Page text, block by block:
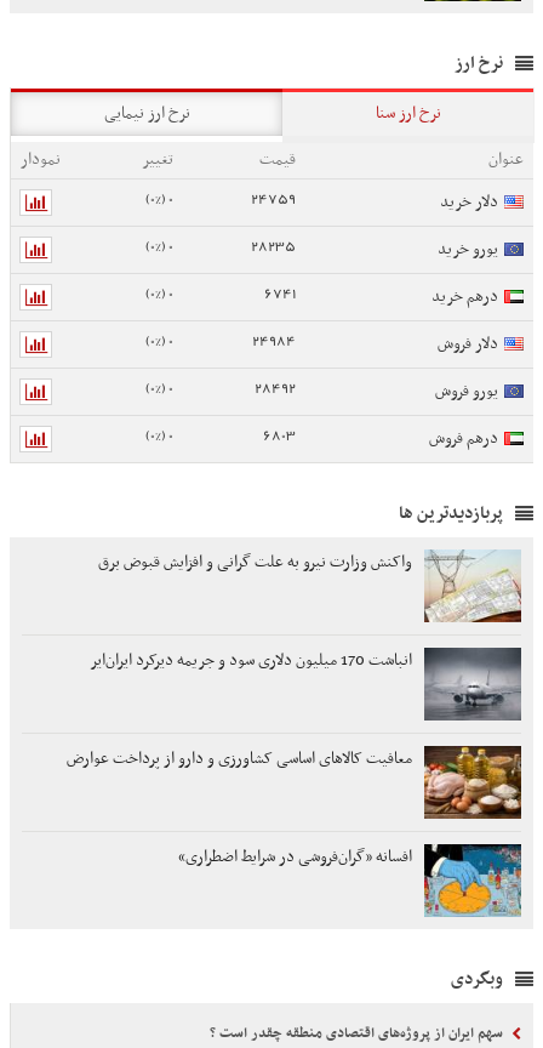
نرخ ارز
نرخ ارز سنا
نرخ ارز نیمایی
عنوان
قیمت تغییر
نمودار
دلار خرید
24759
0 (0%)
یورو خرید 28235
0 (0%)
درهم خرید 6741
0 (0%)
دلار فروش 24984
0 (0%)
یورو فروش 28492
0 (0%)
درهم فروش 6803
0 (0%)
پربازدیدترین ها
واکنش وزارت نیرو به علت گرانی و افزایش قبوض برق
انباشت 170 میلیون دلاری سود و جریمه دیرکرد ایران‌ایر
معافیت کالاهای اساسی کشاورزی و دارو از پرداخت عوارض
افسانه «گران‌فروشی در شرایط اضطراری»
وبگردی
سهم ایران از پروژه‌های اقتصادی منطقه چقدر است ؟